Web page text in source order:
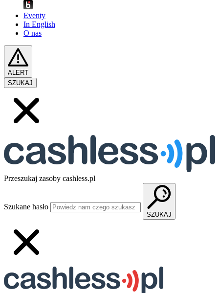
Eventy
In English
O nas
ALERT
SZUKAJ
Przeszukaj zasoby cashless.pl
Szukane hasło
SZUKAJ